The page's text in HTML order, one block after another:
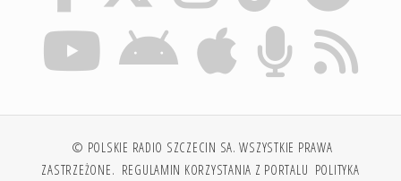
© POLSKIE RADIO SZCZECIN SA. WSZYSTKIE PRAWA
ZASTRZEŻONE. REGULAMIN KORZYSTANIA Z PORTALU POLITYKA